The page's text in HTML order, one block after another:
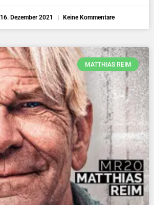
16. Dezember 2021 Keine Kommentare
MATTHIAS REIM